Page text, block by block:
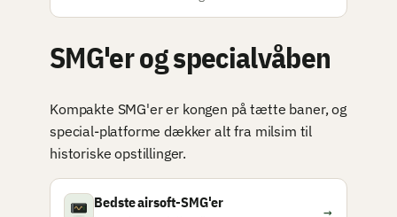
SMG'er og specialvåben
Kompakte SMG'er er kongen på tætte baner, og
special-platforme dækker alt fra milsim til
historiske opstillinger.
Bedste airsoft-SMG'er
→